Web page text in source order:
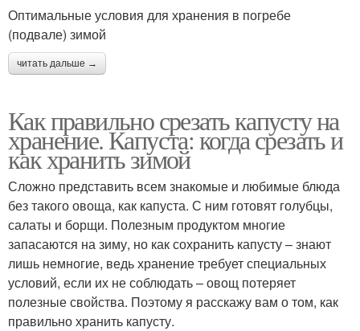
Оптимальные условия для хранения в погребе
(подвале) зимой
читать дальше →
Как правильно срезать капусту на
хранение. Капуста: когда срезать и
как хранить зимой
Сложно представить всем знакомые и любимые блюда
без такого овоща, как капуста. С ним готовят голубцы,
салаты и борщи. Полезным продуктом многие
запасаются на зиму, но как сохранить капусту – знают
лишь немногие, ведь хранение требует специальных
условий, если их не соблюдать – овощ потеряет
полезные свойства. Поэтому я расскажу вам о том, как
правильно хранить капусту.